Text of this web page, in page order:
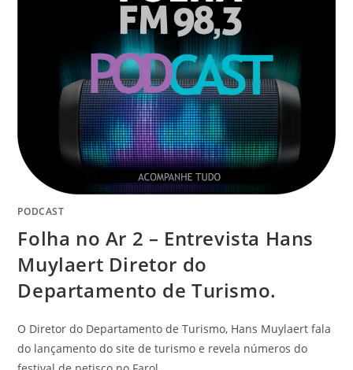
PODCAST
Folha no Ar 2 – Entrevista Hans
Muylaert Diretor do
Departamento de Turismo.
O Diretor do Departamento de Turismo, Hans Muylaert fala
do lançamento do site de turismo e revela números do